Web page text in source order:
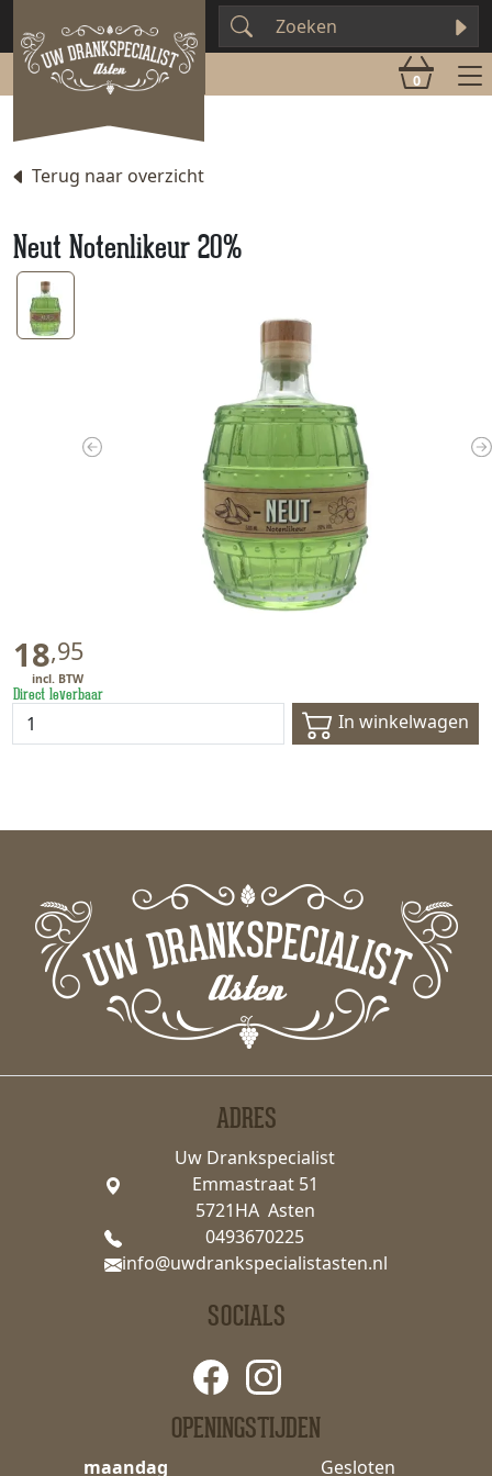
0
Terug naar overzicht
Neut Notenlikeur 20%
Previous
18,95
Direct leverbaar
In winkelwagen
ADRES
Uw Drankspecialist
Emmastraat 51
5721HA Asten
0493670225
info@uwdrankspecialistasten.nl
OPENINGSTIJDEN
maandag Gesloten
SOCIALS